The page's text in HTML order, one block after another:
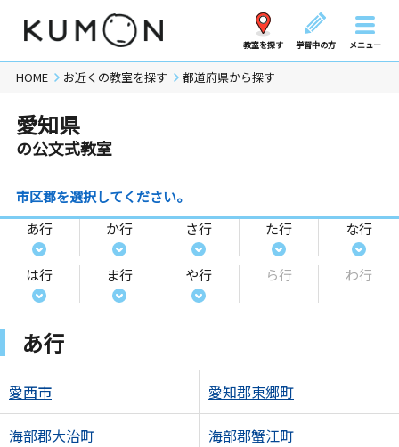
教室を探す 学習中の方 メニュー
HOME お近くの教室を探す 都道府県から探す
愛知県
の公文式教室
市区郡を選択してください。
あ行
か行 さ行 た行 な行
は行 ま行 や行 ら行 わ行
あ行
愛西市 愛知郡東郷町
海部郡大治町 海部郡蟹江町